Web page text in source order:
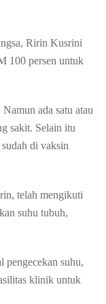
Ririn Kusrini
100 persen untuk
ada satu atau
sakit. Selain itu
di vaksin
telah mengikuti
suhu tubuh,
pengecekan suhu,
klinik untuk